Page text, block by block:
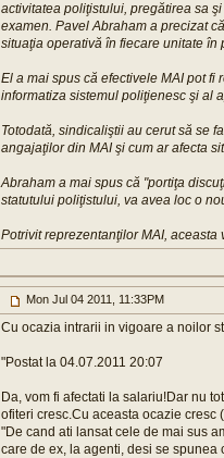
activitatea poliţistului, pregătirea sa
examen. Pavel Abraham a precizat
situaţia operativă în fiecare unitate în
El a mai spus că efectivele MAI pot
informatiza sistemul poliţienesc şi al
Totodată, sindicaliştii au cerut să se
angajaţilor din MAI şi cum ar afecta
Abraham a mai spus că "portiţa
statutului poliţistului, va avea loc o
Potrivit reprezentanţilor MAI,
Mon Jul 04 2011, 11:33PM
Cu ocazia intrarii in vigoare a noilor
"Postat la 04.07.2011 20:07
Da, vom fi afectati la salariu!Dar nu
ofiteri cresc.Cu aceasta ocazie cresc
"De cand ati lansat cele de mai sus
care de ex, la agenti, desi se